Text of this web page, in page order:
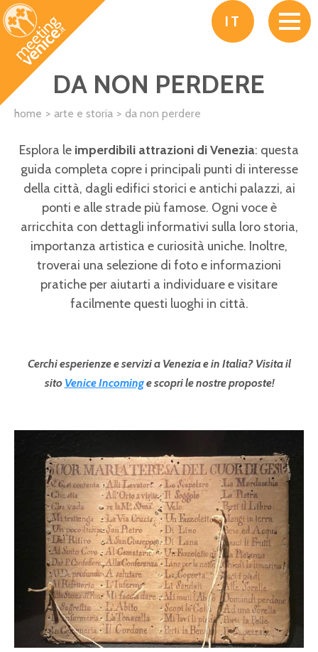
Salta al contenuto principale
IT
DA NON PERDERE
home arte e storia da non perdere
Esplora le imperdibili attrazioni di Venezia: questa
guida completa copre i principali punti di interesse
della città, dagli edifici storici e antichi palazzi, ai
ponti e alle strade più famose. Ogni voce è
arricchita con dettagli informativi sulla loro storia,
importanza artistica e curiosità uniche. Inoltre,
troverai una selezione di foto e informazioni
pratiche per aiutarti a individuare e visitare
facilmente questi luoghi in città.
Cerchi esperienze e servizi a Venezia e in Italia? Visita il
sito Venice Incominge scopri le nostre proposte!
Pagine